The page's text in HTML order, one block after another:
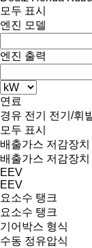
모두 표시
엔진 모델
엔진 출력
연료
경유 전기 전기/휘
모두 표시
배출가스 저감장치
배출가스 저감장치
EEV
EEV
요소수 탱크
요소수 탱크
기어박스 형식
수동 정유압식